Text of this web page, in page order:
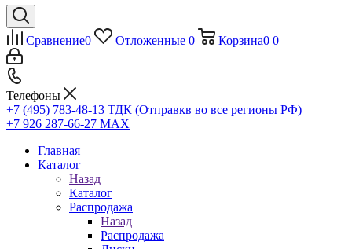
Сравнение0 Отложенные 0 Корзина0 0
Телефоны
+7 (495) 783-48-13 ТДК (Отправкв во все регионы РФ)
+7 926 287-66-27 МАХ
Главная
Каталог
Назад
Каталог
Распродажа
Назад
Распродажа